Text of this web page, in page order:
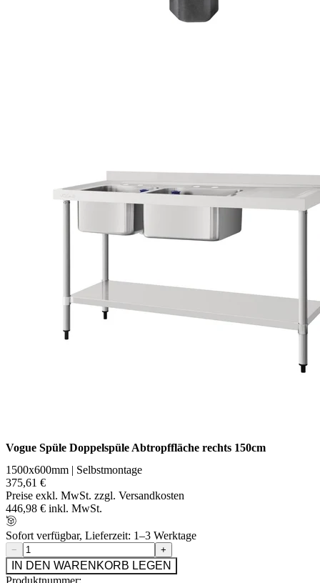
Vogue Spüle Doppelspüle Abtropffläche rechts 150cm
1500x600mm | Selbstmontage
375,61 €
Preise exkl. MwSt. zzgl. Versandkosten
446,98 € inkl. MwSt.
Sofort verfügbar, Lieferzeit: 1–3 Werktage
− +
IN DEN WARENKORB LEGEN